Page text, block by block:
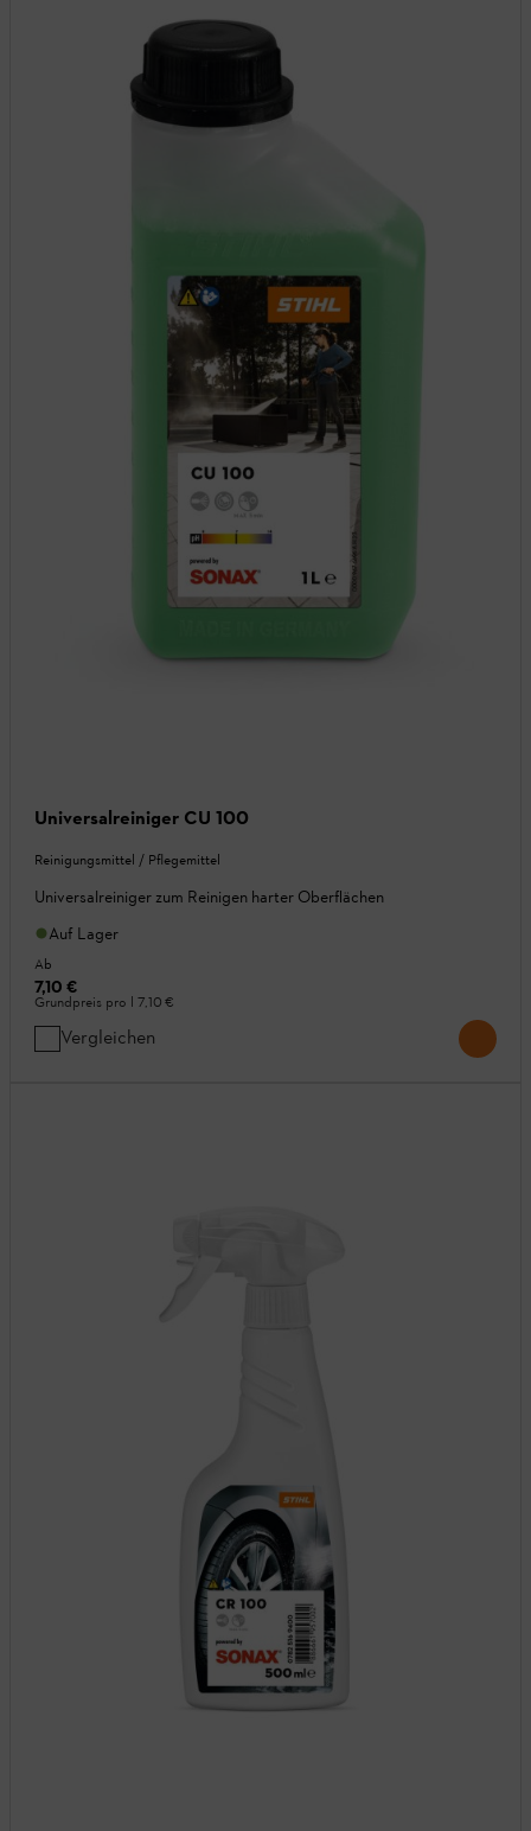
Universalreiniger CU 100
Reinigungsmittel / Pflegemittel
Universalreiniger zum Reinigen harter Oberflächen
Auf Lager
Ab
7,10 €
Grundpreis pro l 7,10 €
Vergleichen